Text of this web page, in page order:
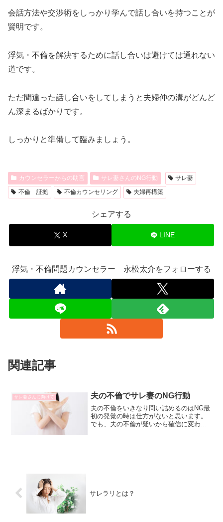
会話方法や交渉術をしっかり学んで話し合いを持つことが
賢明です。
浮気・不倫を解決するために話し合いは避けては通れない
道です。
ただ間違った話し合いをしてしまうと夫婦仲の溝がどんど
ん深まるばかりです。
しっかりと準備して臨みましょう。
カウンセラーからの助言 サレ妻さんのNG行動
サレ妻
不倫 証拠
不倫カウンセリング 夫婦再構築
シェアする
X LINE
浮気・不倫問題カウンセラー 永松太介をフォローする
関連記事
サレ妻さんに向けて 夫の不倫でサレ妻のNG行動
夫の不倫をいきなり問い詰めるのはNG最
初の発覚の時は仕方がないと思います。
でも、夫の不倫が疑いから確信に変わっ
サレラリとは？